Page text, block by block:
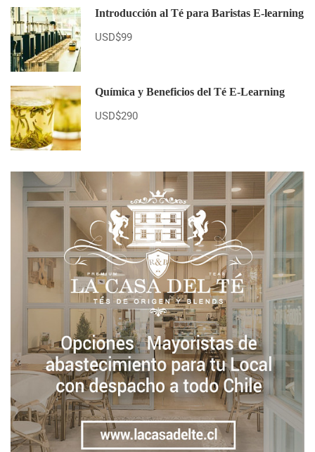
Introducción al Té para Baristas E-learning
USD$99
Química y Beneficios del Té E-Learning
USD$290